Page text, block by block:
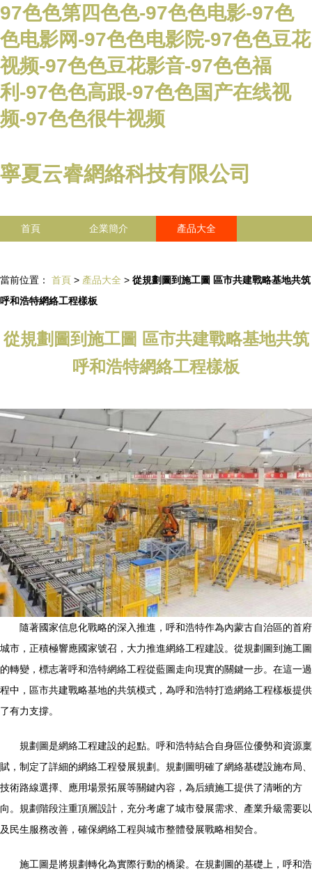
97色色第四色色-97色色电影-97色
色电影网-97色色电影院-97色色豆花
视频-97色色豆花影音-97色色福
利-97色色高跟-97色色国产在线视
频-97色色很牛视频
寧夏云睿網絡科技有限公司
首頁 企業簡介 產品大全
當前位置： 首頁 > 產品大全 > 從規劃圖到施工圖 區市共建戰略基地共筑
呼和浩特網絡工程樣板
從規劃圖到施工圖 區市共建戰略基地共筑
呼和浩特網絡工程樣板
隨著國家信息化戰略的深入推進，呼和浩特作為內蒙古自治區的首府
城市，正積極響應國家號召，大力推進網絡工程建設。從規劃圖到施工圖
的轉變，標志著呼和浩特網絡工程從藍圖走向現實的關鍵一步。在這一過
程中，區市共建戰略基地的共筑模式，為呼和浩特打造網絡工程樣板提供
了有力支撐。
規劃圖是網絡工程建設的起點。呼和浩特結合自身區位優勢和資源稟
賦，制定了詳細的網絡工程發展規劃。規劃圖明確了網絡基礎設施布局、
技術路線選擇、應用場景拓展等關鍵內容，為后續施工提供了清晰的方
向。規劃階段注重頂層設計，充分考慮了城市發展需求、產業升級需要以
及民生服務改善，確保網絡工程與城市整體發展戰略相契合。
施工圖是將規劃轉化為實際行動的橋梁。在規劃圖的基礎上，呼和浩